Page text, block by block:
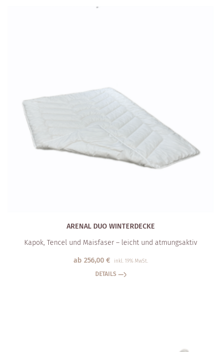
ARENAL DUO WINTERDECKE
Kapok, Tencel und Maisfaser – leicht und atmungsaktiv
ab 256,00 € inkl. 19% MwSt.
DETAILS